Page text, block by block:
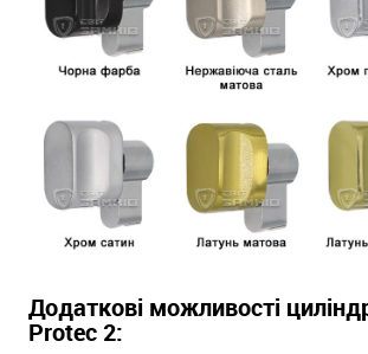
Додаткові можливості
Protec 2: